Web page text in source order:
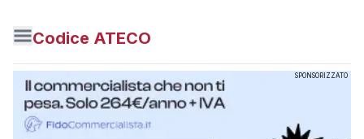
Codice ATECO
SPONSORIZZATO